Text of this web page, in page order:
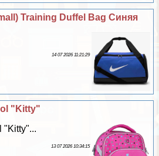
Training Duffel Bag Синяя
14 07 2026 11:21:29
"Kitty"
"Kitty"...
13 07 2026 10:34:15